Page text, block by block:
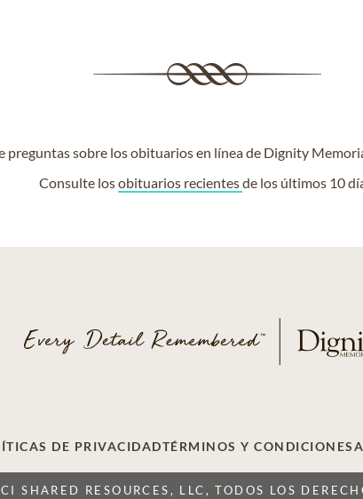
preguntas sobre los obituarios en línea de Dignity
Consulte losobituarios recientesde los últimos 10
DE PRIVACIDADTÉRMINOS Y CONDICIONES
SHARED RESOURCES, LLC, TODOS LOS